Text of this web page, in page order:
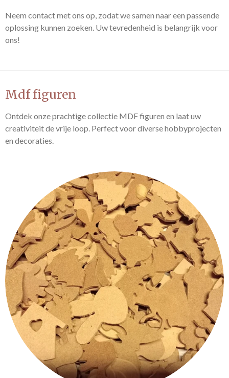
Neem contact met ons op, zodat we samen naar een passende
oplossing kunnen zoeken. Uw tevredenheid is belangrijk voor
ons!
Mdf figuren
Ontdek onze prachtige collectie MDF figuren en laat uw
creativiteit de vrije loop. Perfect voor diverse hobbyprojecten
en decoraties.